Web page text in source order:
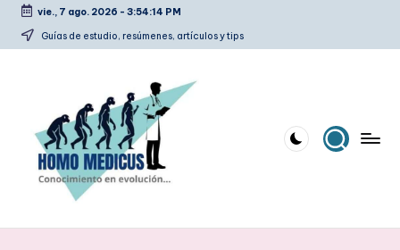
Saltar
vie., 7 ago. 2026 - 3:54:15 PM
Guías de estudio, resúmenes, artículos y tips